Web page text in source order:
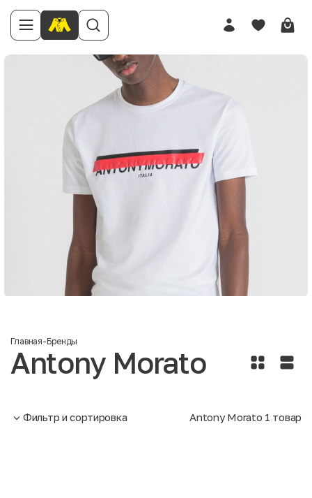
Главная-Бренды
Antony Morato
Фильтр и сортировка Antony Morato 1 товар